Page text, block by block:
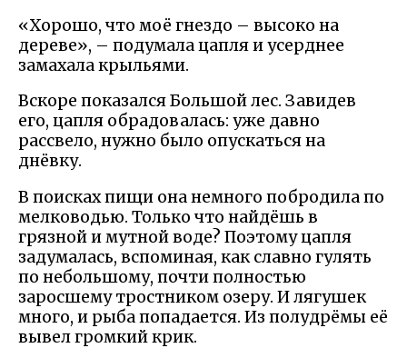
«Хорошо, что моё гнездо – высоко на
дереве», – подумала цапля и усерднее
замахала крыльями.
Вскоре показался Большой лес. Завидев
его, цапля обрадовалась: уже давно
рассвело, нужно было опускаться на
днёвку.
В поисках пищи она немного побродила по
мелководью. Только что найдёшь в
грязной и мутной воде? Поэтому цапля
задумалась, вспоминая, как славно гулять
по небольшому, почти полностью
заросшему тростником озеру. И лягушек
много, и рыба попадается. Из полудрёмы её
вывел громкий крик.